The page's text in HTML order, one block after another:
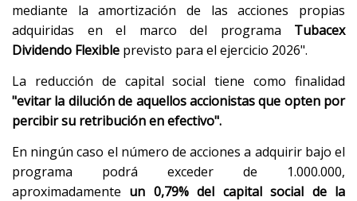
mediante la amortización de las acciones propias
adquiridas en el marco del programa Tubacex
Dividendo Flexible previsto para el ejercicio 2026".
La reducción de capital social tiene como finalidad
"evitar la dilución de aquellos accionistas que opten por
percibir su retribución en efectivo".
En ningún caso el número de acciones a adquirir bajo el
programa podrá exceder de 1.000.000,
aproximadamente un 0,79% del capital social de la